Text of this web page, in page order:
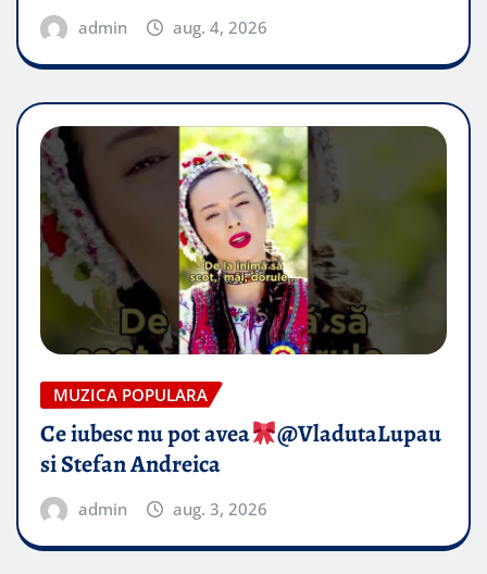
admin aug. 4, 2026
MUZICA POPULARA
Ce iubesc nu pot avea
​@VladutaLupau
si Stefan Andreica
admin aug. 3, 2026